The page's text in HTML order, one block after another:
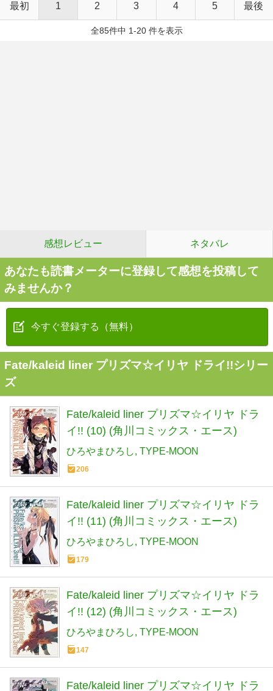
最初 1 2 3 4 5 最後
全85件中 1-20 件を表示
感想レビュー ネタバレ
あなたも読書メーターに登録して感想を投稿して
みませんか？
今すぐ登録する（無料）
Fate/kaleid liner プリズマ☆イリヤ ドライ!!シリー
ズ
Fate/kaleid liner プリズマ☆イリヤ ドラ
イ!! (10) (角川コミックス・エース)
ひろやまひろし TYPE-MOON
206
Fate/kaleid liner プリズマ☆イリヤ ドラ
イ!! (11) (角川コミックス・エース)
ひろやまひろし TYPE-MOON
179
Fate/kaleid liner プリズマ☆イリヤ ドラ
イ!! (12) (角川コミックス・エース)
ひろやまひろし TYPE-MOON
147
Fate/kaleid liner プリズマ☆イリヤ ドラ